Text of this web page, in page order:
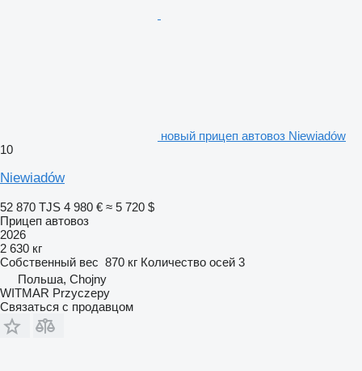
новый прицеп автовоз Niewiadów
10
Niewiadów
52 870 TJS 4 980 € ≈ 5 720 $
Прицеп автовоз
2026
2 630 кг
Собственный вес 870 кг Количество осей 3
Польша, Chojny
WITMAR Przyczepy
Связаться с продавцом